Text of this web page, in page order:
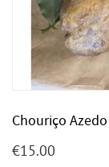
Chouriço
€15.00